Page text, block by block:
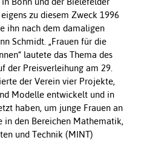
zu diesem Zweck 1996
ihn nach dem damaligen
Schmidt. „Frauen für die
lautete das Thema des
der Preisverleihung am 29.
der Verein vier Projekte,
Modelle entwickelt und in
haben, um junge Frauen an
in den Bereichen Mathematik,
und Technik (MINT)